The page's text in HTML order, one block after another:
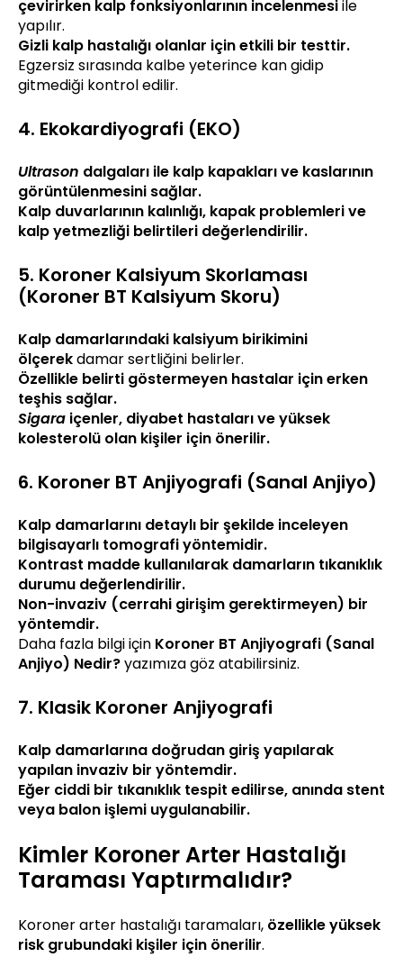
çevirirken kalp fonksiyonlarının incelenmesiile
yapılır.
Gizli kalp hastalığı olanlar için etkili bir testtir.
Egzersiz sırasında kalbe yeterince kan gidip
gitmediği kontrol edilir.
4. Ekokardiyografi (EKO)
Ultrason dalgaları ile kalp kapakları ve kaslarının
görüntülenmesini sağlar.
Kalp duvarlarının kalınlığı, kapak problemleri ve
kalp yetmezliği belirtileri değerlendirilir.
5. Koroner Kalsiyum Skorlaması
(Koroner BT Kalsiyum Skoru)
Kalp damarlarındaki kalsiyum birikimini
ölçerekdamar sertliğini belirler.
Özellikle belirti göstermeyen hastalar için erken
teşhis sağlar.
Sigara içenler, diyabet hastaları ve yüksek
kolesterolü olan kişiler için önerilir.
6. Koroner BT Anjiyografi (Sanal Anjiyo)
Kalp damarlarını detaylı bir şekilde inceleyen
bilgisayarlı tomografi yöntemidir.
Kontrast madde kullanılarak damarların tıkanıklık
durumu değerlendirilir.
Non-invaziv (cerrahi girişim gerektirmeyen) bir
yöntemdir.
Daha fazla bilgi için Koroner BT Anjiyografi (Sanal
Anjiyo) Nedir?yazımıza göz atabilirsiniz.
7. Klasik Koroner Anjiyografi
Kalp damarlarına doğrudan giriş yapılarak
yapılan invaziv bir yöntemdir.
Eğer ciddi bir tıkanıklık tespit edilirse, anında stent
veya balon işlemi uygulanabilir.
Kimler Koroner Arter Hastalığı
Taraması Yaptırmalıdır?
Koroner arter hastalığı taramaları, özellikle yüksek
risk grubundaki kişiler için önerilir.